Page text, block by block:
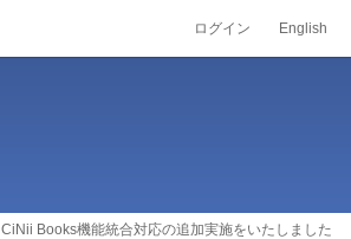
ログイン English
CiNii Books機能統合対応の追加実施をいたしました